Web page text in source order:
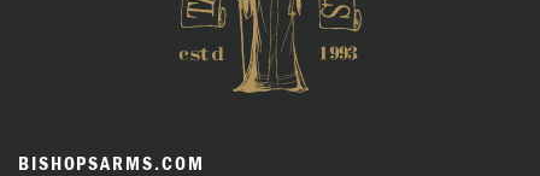
BISHOPSARMS.COM